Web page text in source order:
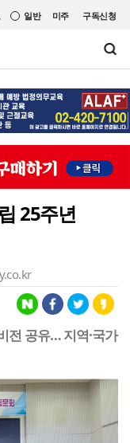
미주 구독신청
일반
25주년
전 공유… 지역·국가